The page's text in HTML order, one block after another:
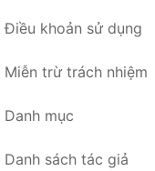
Điều khoản sử dụng
Miễn trừ trách nhiệm
Danh mục
Danh sách tác giả